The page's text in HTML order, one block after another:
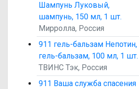
Шампунь Луковый,
шампунь, 150 мл, 1 шт.
Мирролла, Россия
911 гель-бальзам Непотин,
гель-бальзам, 100 мл, 1 шт.
ТВИНС Тэк, Россия
911 Ваша служба спасения